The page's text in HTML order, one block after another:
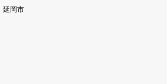
延岡市